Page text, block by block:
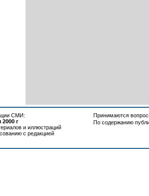
СМИ:
2000 г
и иллюстраций
с редакцией
Принимаются
По содержанию